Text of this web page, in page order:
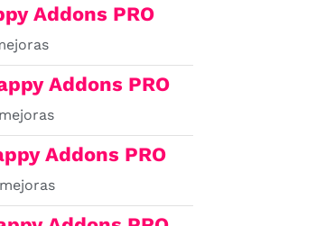
Addons PRO
Addons PRO
Addons PRO